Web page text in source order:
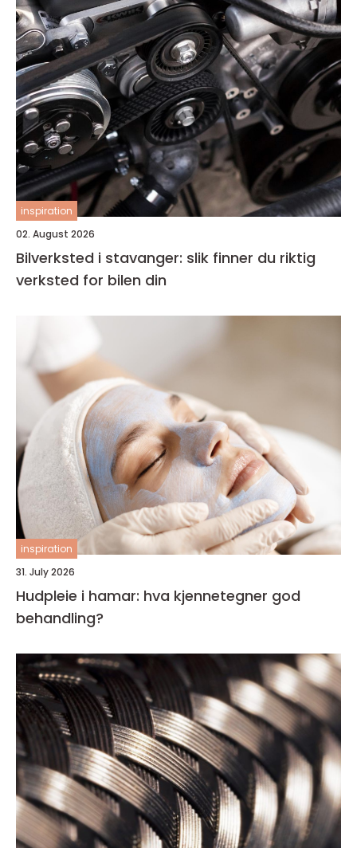
inspiration
02. August 2026
Bilverksted i stavanger: slik finner du riktig
verksted for bilen din
inspiration
31. July 2026
Hudpleie i hamar: hva kjennetegner god
behandling?